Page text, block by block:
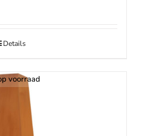
Details
voorraad